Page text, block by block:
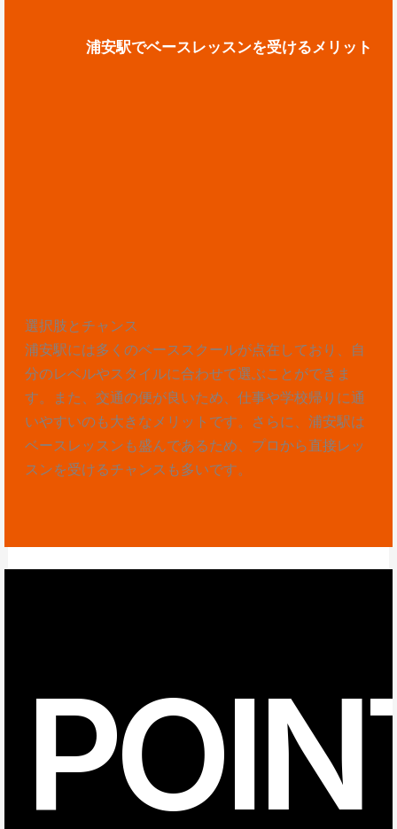
浦安駅でベースレッスンを受けるメリット
選択肢とチャンス
浦安駅には多くのベーススクールが点在しており、自
分のレベルやスタイルに合わせて選ぶことができま
す。また、交通の便が良いため、仕事や学校帰りに通
いやすいのも大きなメリットです。さらに、浦安駅は
ベースレッスンも盛んであるため、プロから直接レッ
スンを受けるチャンスも多いです。